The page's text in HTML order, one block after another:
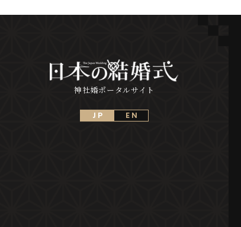
神社婚ポータルサイト
J P E N